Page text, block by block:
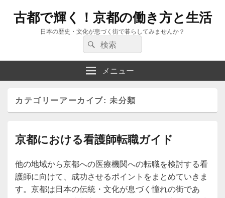
古都で輝く！京都の働き方と生活
日本の歴史・文化が息づく街で暮らしてみませんか？
検
索:
検
索
メニュー
カテゴリーアーカイブ:未分類
京都における看護師転職ガイド
他の地域から京都への医療機関への転職を検討する看
護師に向けて、成功させるポイントをまとめていきま
す。京都は日本の伝統・文化が息づく憧れの街であ